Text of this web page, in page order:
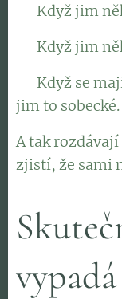
👉 Když jim
👉 Když jim
👉 Když se
jim to sobecké.
A tak rozdávají
zjistí, že sami